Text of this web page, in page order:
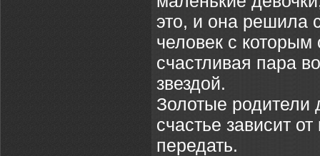
это, и она решила
человек с
счастливая пара
звездой.
Золотые родители
счастье зависит
передать.